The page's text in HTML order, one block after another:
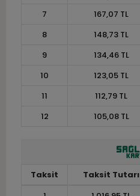
7
167,07 TL
8
148,73 TL
9
134,46 TL
10
123,05 TL
11
112,79 TL
12
105,08 TL
Taksit Taksit Tutarı